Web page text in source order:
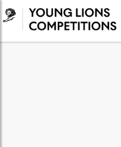
Saltar al contenido